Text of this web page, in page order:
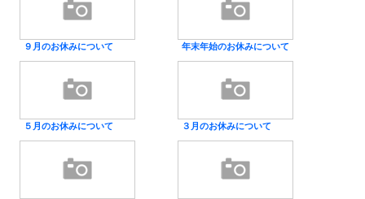
９月のお休みについて 年末年始のお休みについて
５月のお休みについて ３月のお休みについて